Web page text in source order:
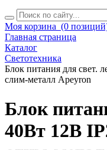
Моя корзина (0
Главная страница
Каталог
Светотехника
Блок питания для свет.
слим-металл Apeyron
Блок
40Вт 12В